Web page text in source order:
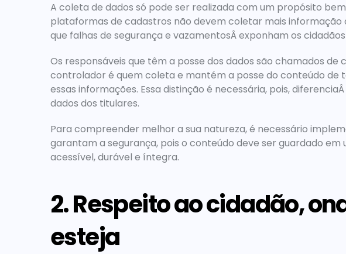
A coleta de dados só pode ser realizada com um propósito
plataformas de cadastros não devem coletar mais informação
que falhas de segurança e vazamentosÂ exponham os
Os responsáveis que têm a posse dos dados são chamados
controlador é quem coleta e mantém a posse do conteúdo de
essas informações. Essa distinção é necessária, pois,
dados dos titulares.
Para compreender melhor a sua natureza, é necessário
garantam a segurança, pois o conteúdo deve ser guardado
acessível, durável e íntegra.
2. Respeito ao cidadão,
esteja